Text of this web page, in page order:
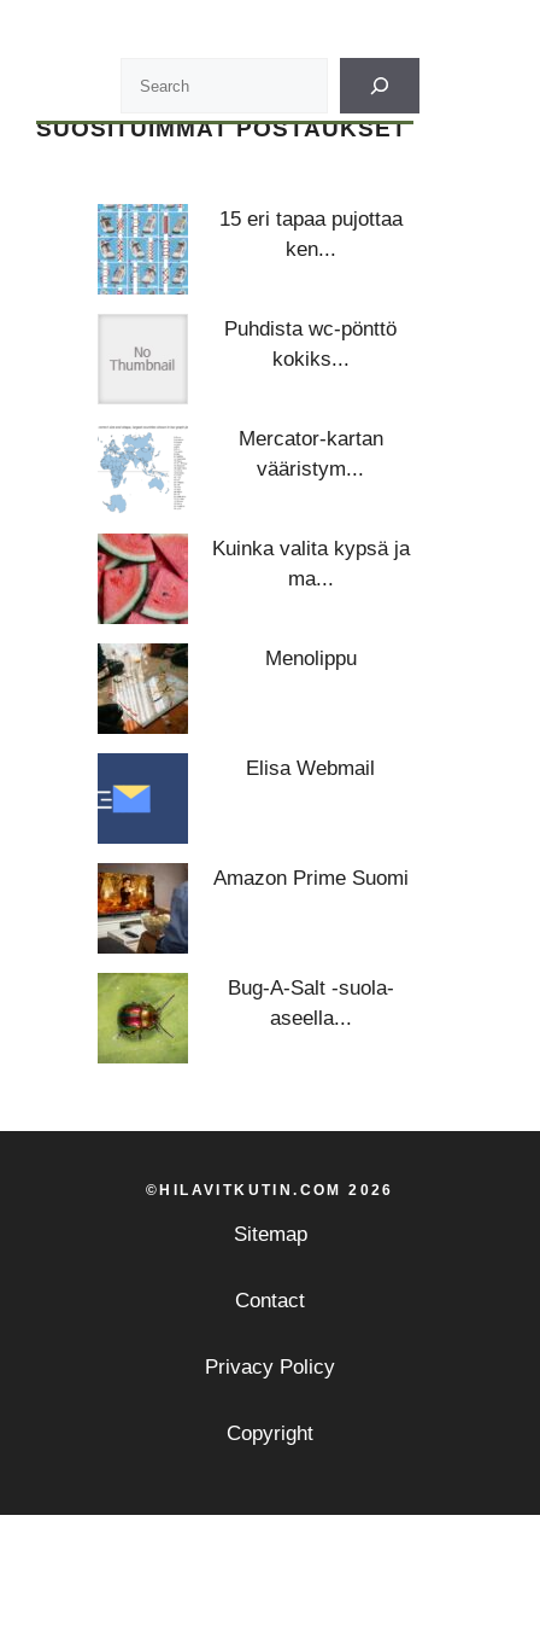
SUOSITUIMMAT POSTAUKSET
15 eri tapaa pujottaa
ken...
Puhdista wc-pönttö
kokiks...
Mercator-kartan
vääristym...
Kuinka valita kypsä ja
ma...
Menolippu
Elisa Webmail
Amazon Prime Suomi
Bug-A-Salt -suola-
aseella...
©HILAVITKUTIN.COM 2026
Sitemap
Contact
Privacy Policy
Copyright